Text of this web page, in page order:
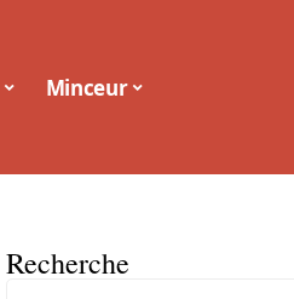
Minceur
Recherche